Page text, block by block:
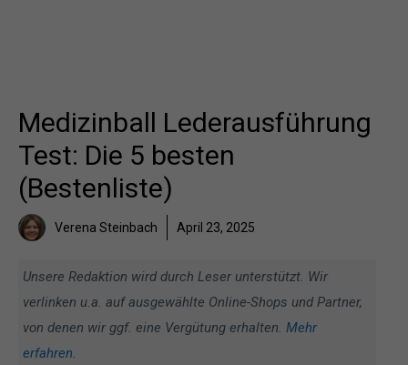
Medizinball Lederausführung
Test: Die 5 besten
(Bestenliste)
Verena Steinbach April 23, 2025
Unsere Redaktion wird durch Leser unterstützt. Wir
verlinken u.a. auf ausgewählte Online-Shops und Partner,
von denen wir ggf. eine Vergütung erhalten. Mehr
erfahren.